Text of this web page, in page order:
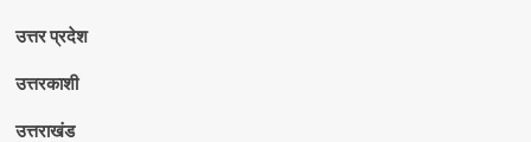
उत्तर प्रदेश
उत्तरकाशी
उत्तराखंड